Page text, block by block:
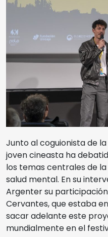
Junto al coguionista de
joven cineasta ha
los temas centrales de
salud mental. En su
Argenter su
Cervantes, que estaba
sacar adelante este
mundialmente en el